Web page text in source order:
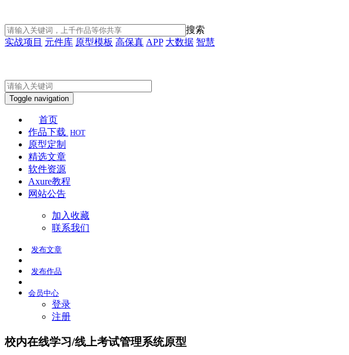
搜索
实战项目 元件库 原型模板 高保真 APP 大数据 智慧
Toggle navigation
首页
作品下载 HOT
原型定制
精选文章
软件资源
Axure教程
网站公告
加入收藏
联系我们
发布文章
发布作品
会员中心
登录
注册
校内在线学习/线上考试管理系统原型